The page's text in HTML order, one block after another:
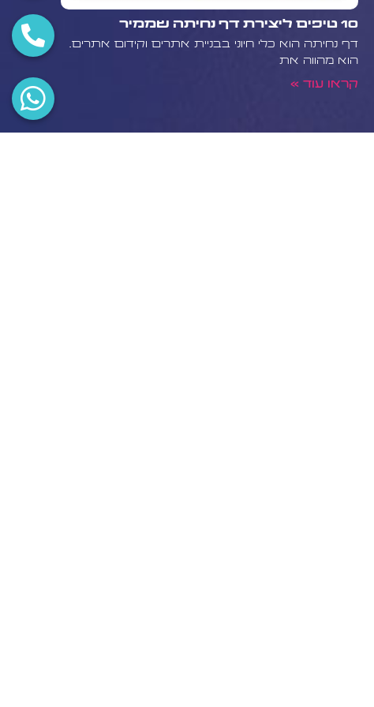
10 טיפים ליצירת דף נחיתה שממיר
דף נחיתה הוא כלי חיוני בבניית אתרים וקידום אתרים.
הוא מהווה את
קראו עוד »